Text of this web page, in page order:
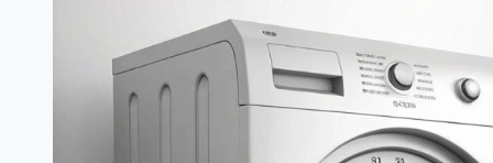
трещин
на
керамической
сантехнике